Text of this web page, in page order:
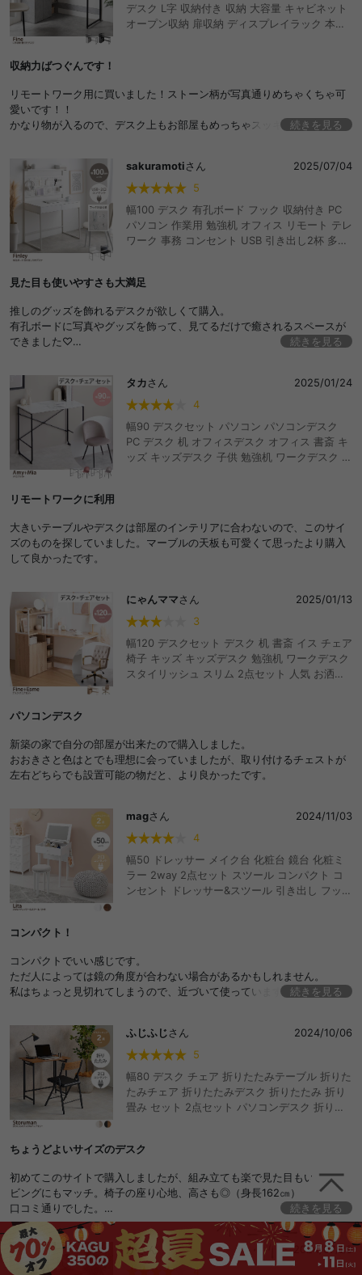
デスク L字 収納付き 収納 大容量 キャビネット
オープン収納 扉収納 ディスプレイラック 本棚
収納力ばつぐんです！
リモートワーク用に買いました！ストーン柄が写真通りめちゃくちゃ可
愛いです！！
かなり物が入るので、デスク上もお部屋もめっちゃスッキリしました笑
続きを見る
sakuramotiさん
2025/07/04
5
幅100 デスク 有孔ボード フック 収納付き PC
パソコン 作業用 勉強机 オフィス リモート テレ
ワーク 事務 コンセント USB 引き出し2杯 多機
趣味 小学生 中学 書斎 テーブル ミシン台
見た目も使いやすさも大満足
推しのグッズを飾れるデスクが欲しくて購入。
有孔ボードに写真やグッズを飾って、見てるだけで癒されるスペースが
できました♡
続きを見る
タカさん
2025/01/24
4
幅90 デスクセット パソコン パソコンデスク
PC デスク 机 オフィスデスク オフィス 書斎 キ
ッズ キッズデスク 子供 勉強机 ワークデスク ワ
リモートワークに利用
大きいテーブルやデスクは部屋のインテリアに合わないので、このサイ
ズのものを探していました。マーブルの天板も可愛くて思ったより購入
して良かったです。
にゃんママさん
2025/01/13
3
幅120 デスクセット デスク 机 書斎 イス チェア
椅子 キッズ キッズデスク 勉強机 ワークデスク
スタイリッシュ スリム 2点セット 人気 お洒落
パソコンデスク
新築の家で自分の部屋が出来たので購入しました。
おおきさと色はとでも理想に会っていましたが、取り付けるチェストが
左右どちらでも設置可能の物だと、より良かったです。
magさん
2024/11/03
4
幅50 ドレッサー メイク台 化粧台 鏡台 化粧ミ
ラー 2way 2点セット スツール コンパクト コ
ンセント ドレッサー&スツール 引き出し フック
コンパクト！
コンパクトでいい感じです。
ただ人によっては鏡の角度が合わない場合があるかもしれません。
私はちょっと見切れてしまうので、近づいて使っています。続きを見る
ふじふじさん
2024/10/06
5
幅80 デスク チェア 折りたたみテーブル 折りた
たみチェア 折りたたみデスク 折りたたみ 折り
畳み セット 2点セット パソコンデスク 折り畳
ーク 勉強机
ちょうどよいサイズのデスク
初めてこのサイトで購入しましたが、組み立ても楽で見た目もいい。リ
ビングにもマッチ。椅子の座り心地、高さも◎（身長162㎝）
口コミ通りでした。
また利用しようと思います。
続きを見る
か さん
2024/07/29
4